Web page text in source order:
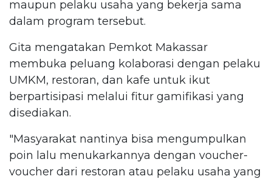
maupun pelaku usaha yang bekerja sama
dalam program tersebut.
Gita mengatakan Pemkot Makassar
membuka peluang kolaborasi dengan pelaku
UMKM, restoran, dan kafe untuk ikut
berpartisipasi melalui fitur gamifikasi yang
disediakan.
"Masyarakat nantinya bisa mengumpulkan
poin lalu menukarkannya dengan voucher-
voucher dari restoran atau pelaku usaha yang